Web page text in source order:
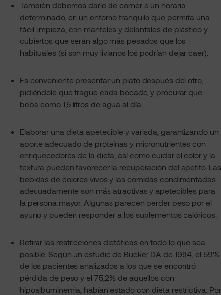
También debemos darle de comer a un horario
determinado, en un entorno tranquilo que permita una
fácil limpieza, con manteles y delantales de plástico y
cubiertos que serán algo más pesados que los
habituales (si son muy livianos los podrían dejar caer).
Es conveniente presentar un plato después del otro,
pidiéndole que trague cada bocado, y procurar que
beba como 1,5 litros de agua al día.
Elaborar una dieta apetecible y variada, garantizando un
aporte adecuado de proteínas y micronutrientes con
enriquecedores de la dieta, así como cuidar el color y la
textura pueden favorecer la recuperación del apetito. Las
bebidas de colores vivos y las comidas condimentadas
adecuadamente son más atractivas y apetecibles para
la persona mayor. Algunas parecen perder peso por el
ayuno y pueden responder a los suplementos calóricos.
Retirar las restricciones dietéticas en todo lo que sea
posible. Según un estudio de Bucker DA de 1994, el 59%
de los pacientes analizados a los que se encontró
pérdida de peso y el 75,2% de aquellos con
hipoalbuminemia, habían estado con dieta restrictiva. Por